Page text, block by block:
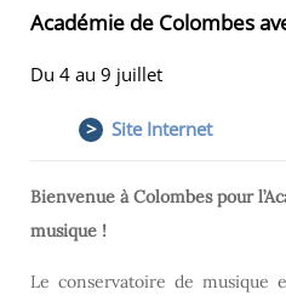
Académie de Colombes
Du 4 au 9 juillet
> Site Internet
Bienvenue à Colombes pour
musique !
Le conservatoire de musique